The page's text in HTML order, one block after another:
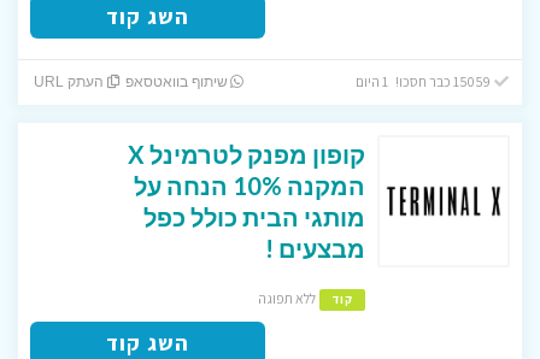
השג קוד
שיתוף בוואטסאפ העתק URL
קופון מפנק לטרמינל X
המקנה 10% הנחה על
מותגי הבית כולל כפל
מבצעים !
קוד ללא תפוגה
השג קוד